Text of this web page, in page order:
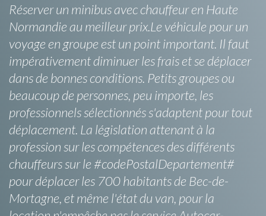
Réserver un minibus avec chauffeur en Haute
Normandie au meilleur prix.Le véhicule pour un
voyage en groupe est un point important. Il faut
impérativement diminuer les frais et se déplacer
dans de bonnes conditions. Petits groupes ou
beaucoup de personnes, peu importe, les
professionnels sélectionnés s'adaptent pour tout
déplacement. La législation attenant à la
profession sur les compétences des différents
chauffeurs sur le #codePostalDepartement#
pour déplacer les 700 habitants de Bec-de-
Mortagne, et même l'état du van, pour la